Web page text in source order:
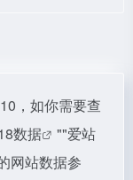
，如你需要查
数据 ""爱站
网站数据参